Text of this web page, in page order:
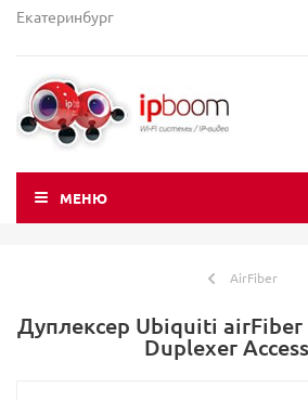
Екатеринбург
МЕНЮ
AirFiber
Дуплексер Ubiquiti airFiber
Duplexer